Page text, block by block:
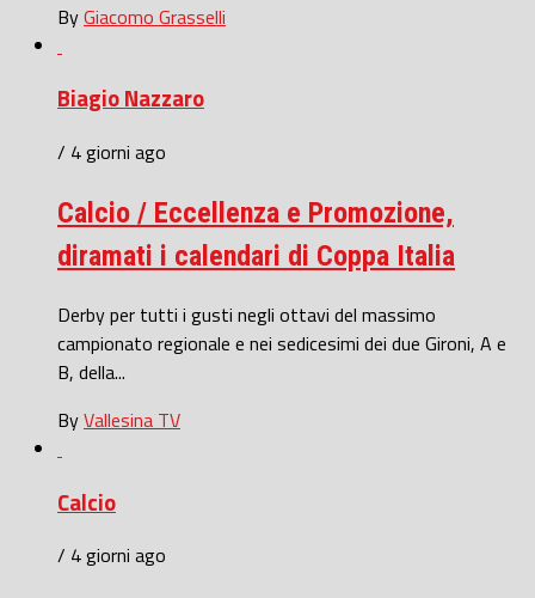
ByGiacomo Grasselli
Biagio Nazzaro
/ 4 giorni ago
Calcio / Eccellenza e Promozione,
diramati i calendari di Coppa Italia
Derby per tutti i gusti negli ottavi del massimo
campionato regionale e nei sedicesimi dei due Gironi, A e
B, della...
ByVallesina TV
Calcio
/ 4 giorni ago